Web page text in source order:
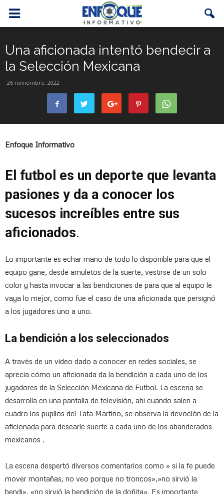
Una aficionada intentó bendecir a
la Selección Mexicana
26 noviembre, 2022
Enfoque Informativo
El futbol es un deporte que levanta
pasiones y da a conocer los
sucesos increíbles entre sus
aficionados.
Lo importante es echar mano de todo lo disponible para que el
equipo gane, desde amuletos de la suerte, vestirse de un solo
color y hasta invocar a las bendiciones de para que al equipo le
vaya lo mejor, como fue el caso de una aficionada que persignó
a los jugadores uno a uno.
La bendición a los seleccionados
A través de un video dado a conocer en redes sociales, se
aprecia cómo un aficionada da la bendición a cada uno de los
jugadores de la Selección Mexicana de Futbol. La escena se
desarrolla en una pantalla de televisión, ahí cuando salen a
cuadro los pupilos del Tata Martino, se observa la devoción de la
aficionada para desearle suerte a cada uno de los abanderados
mexicanos .
La escena despertó diversos comentarios como » si la fe puede
mover montañas, no veo porque no troncos»,»no sirvió la
bendi», «no sirvió la bendición de la doñita». Es importante